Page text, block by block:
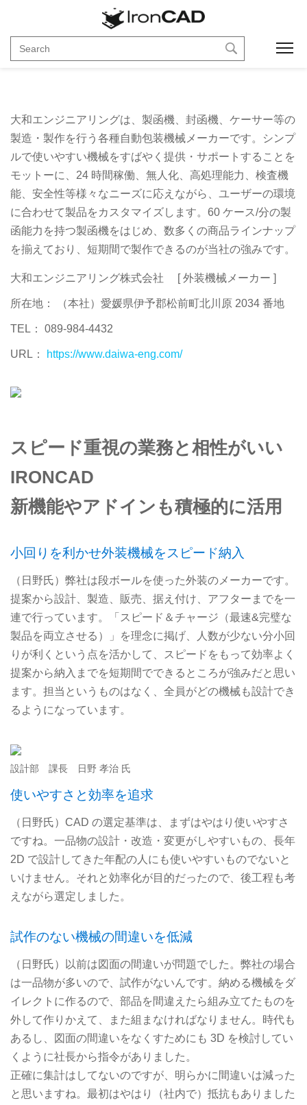
大和エンジニアリング様
大和エンジニアリングは、製函機、封函機、ケーサー等の
製造・製作を行う各種自動包装機械メーカーです。シンプ
ルで使いやすい機械をすばやく提供・サポートすることを
モットーに、24 時間稼働、無人化、高処理能力、検査機
能、安全性等様々なニーズに応えながら、ユーザーの環境
に合わせて製品をカスタマイズします。60 ケース/分の製
函能力を持つ製函機をはじめ、数多くの商品ラインナップ
を揃えており、短期間で製作できるのが当社の強みです。
大和エンジニアリング株式会社 [ 外装機械メーカー ]
所在地： （本社）愛媛県伊予郡松前町北川原 2034 番地
TEL： 089-984-4432
URL： https://www.daiwa-eng.com/
スピード重視の業務と相性がいい
IRONCAD
新機能やアドインも積極的に活用
小回りを利かせ外装機械をスピード納入
（日野氏）弊社は段ボールを使った外装のメーカーです。
提案から設計、製造、販売、据え付け、アフターまでを一
連で行っています。「スピード＆チャージ（最速&完璧な
製品を両立させる）」を理念に掲げ、人数が少ない分小回
りが利くという点を活かして、スピードをもって効率よく
提案から納入までを短期間でできるところが強みだと思い
ます。担当というものはなく、全員がどの機械も設計でき
るようになっています。
設計部 課長 日野 孝治 氏
使いやすさと効率を追求
（日野氏）CAD の選定基準は、まずはやはり使いやすさ
ですね。一品物の設計・改造・変更がしやすいもの、長年
2D で設計してきた年配の人にも使いやすいものでないと
いけません。それと効率化が目的だったので、後工程も考
えながら選定しました。
試作のない機械の間違いを低減
（日野氏）以前は図面の間違いが問題でした。弊社の場合
は一品物が多いので、試作がないんです。納める機械をダ
イレクトに作るので、部品を間違えたら組み立てたものを
外して作りかえて、また組まなければなりません。時代も
あるし、図面の間違いをなくすためにも 3D を検討してい
くように社長から指令がありました。
正確に集計はしてないのですが、明らかに間違いは減った
と思いますね。最初はやはり（社内で）抵抗もありました